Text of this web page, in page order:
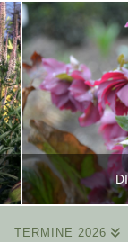
TERMINE 2026